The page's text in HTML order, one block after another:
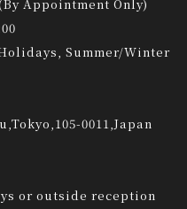
Appointment Only)
Summer/Winter
0011,Japan
or outside reception